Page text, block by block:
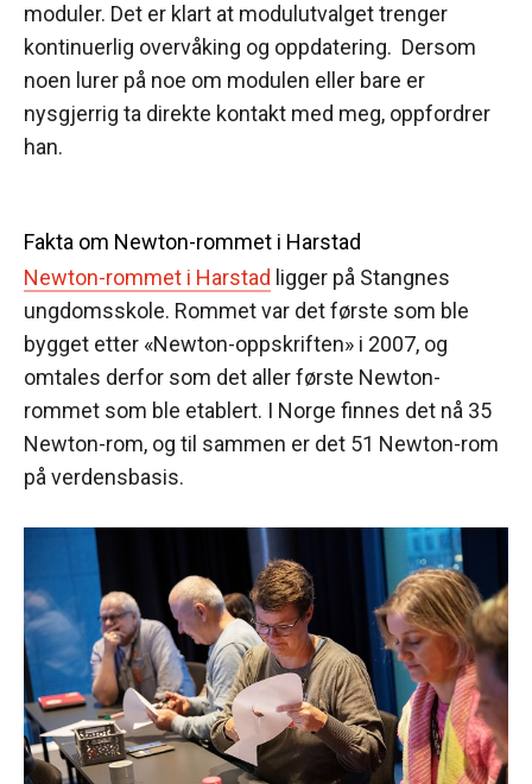
moduler. Det er klart at modulutvalget trenger
kontinuerlig overvåking og oppdatering. Dersom
noen lurer på noe om modulen eller bare er
nysgjerrig ta direkte kontakt med meg, oppfordrer
han.
Fakta om Newton-rommet i Harstad
Newton-rommet i Harstad ligger på Stangnes
ungdomsskole. Rommet var det første som ble
bygget etter «Newton-oppskriften» i 2007, og
omtales derfor som det aller første Newton-
rommet som ble etablert. I Norge finnes det nå 35
Newton-rom, og til sammen er det 51 Newton-rom
på verdensbasis.